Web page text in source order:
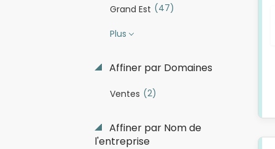
Grand Est (47)
Plus
Affiner par Domaines
Ventes (2)
Affiner par Nom de
l'entreprise